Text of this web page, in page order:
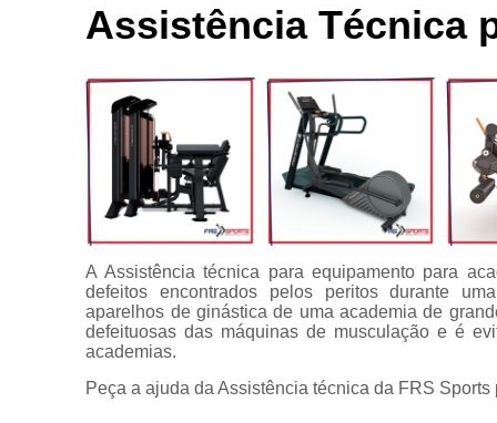
Locação de
aparelhos
equipamentos
academia
Manutenção
equipamentos
de academia
Multi estação
Venda de
equipamentos
para
Assistência Técnica
A Assistência técnica para equipamento para
defeitos encontrados pelos peritos durante
aparelhos de ginástica de uma academia de
defeituosas das máquinas de musculação e é
academias.
Peça a ajuda da Assistência técnica da FRS